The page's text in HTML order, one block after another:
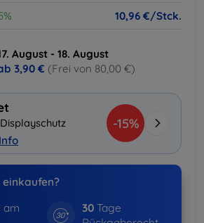
10,96 €/Stck.
August - 18. August
3,90 € (Frei von 80,00 €)
-15%
30 Tage